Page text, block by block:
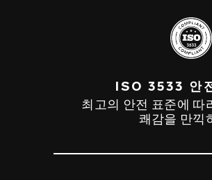
ISO 3533 안
최고의 안전 표준에 따
쾌감을 만끽